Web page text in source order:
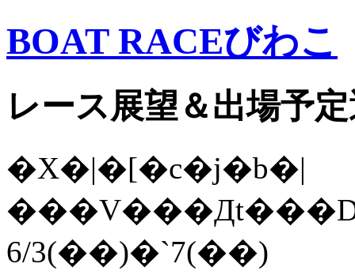
BOAT RACEびわこ
レース展望＆出場予
�X�|�[�c�j�b�|
6/3(��)�`7(��)